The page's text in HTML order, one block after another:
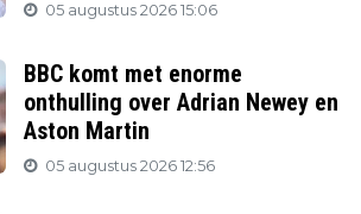
05 augustus 2026 15:06
BBC komt met enorme
onthulling over Adrian Newey en
Aston Martin
05 augustus 2026 12:56